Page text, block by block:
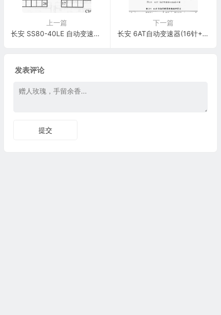
上一篇
长安 SS80-40LE 自动变速器(26 针+ 24 针)
下一篇
长安 6AT自动变速器(16针+22针)
发表评论